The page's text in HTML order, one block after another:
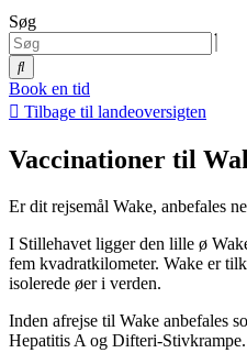
Søg
Book en tid
Tilbage til landeoversigten
Vaccinationer til
Er dit rejsemål Wake, anbefales
I Stillehavet ligger den lille ø
fem kvadratkilometer. Wake er
isolerede øer i verden.
Inden afrejse til Wake anbefales
Hepatitis A og Difteri-Stivkrampe.